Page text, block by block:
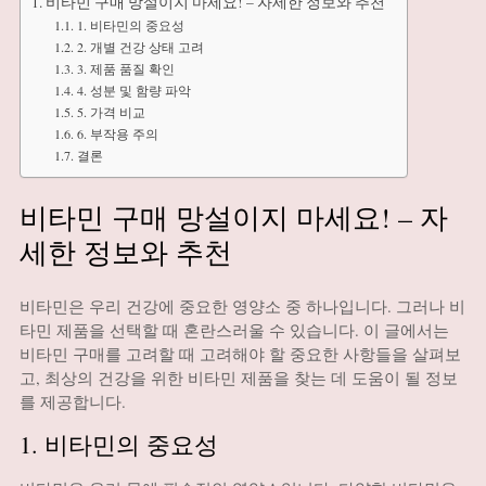
1. 비타민의 중요성
2. 개별 건강 상태 고려
3. 제품 품질 확인
4. 성분 및 함량 파악
5. 가격 비교
6. 부작용 주의
결론
비타민 구매 망설이지 마세요! – 자
세한 정보와 추천
비타민은 우리 건강에 중요한 영양소 중 하나입니다. 그러나 비
타민 제품을 선택할 때 혼란스러울 수 있습니다. 이 글에서는
비타민 구매를 고려할 때 고려해야 할 중요한 사항들을 살펴보
고, 최상의 건강을 위한 비타민 제품을 찾는 데 도움이 될 정보
를 제공합니다.
1. 비타민의 중요성